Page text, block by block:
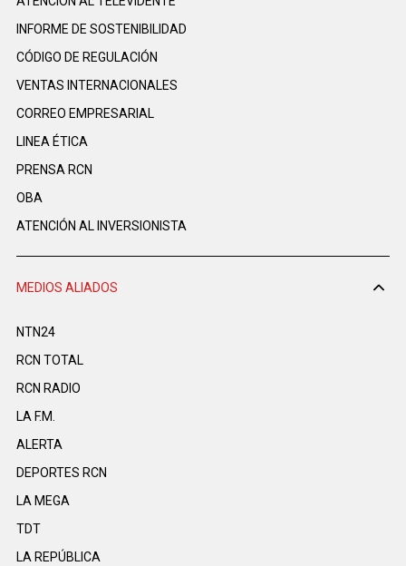
INFORME DE SOSTENIBILIDAD
CÓDIGO DE REGULACIÓN
VENTAS INTERNACIONALES
CORREO EMPRESARIAL
LINEA ÉTICA
PRENSA RCN
OBA
ATENCIÓN AL INVERSIONISTA
MEDIOS ALIADOS
NTN24
RCN TOTAL
RCN RADIO
LA F.M.
ALERTA
DEPORTES RCN
LA MEGA
TDT
LA REPÚBLICA